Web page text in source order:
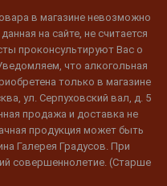
в магазине невозможно
на сайте, не считается
проконсультируют Вас о
что алкогольная
только в магазине
ул. Серпуховский вал, д. 5
продажа и доставка не
продукция может быть
Галерея Градусов. При
совершеннолетие. (Старше